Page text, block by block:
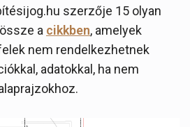
szerzője 15 olyan
a cikkben, amelyek
nem rendelkezhetnek
adatokkal, ha nem